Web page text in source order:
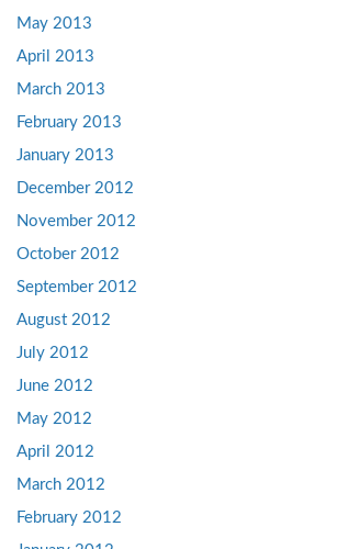
May 2013
April 2013
March 2013
February 2013
January 2013
December 2012
November 2012
October 2012
September 2012
August 2012
July 2012
June 2012
May 2012
April 2012
March 2012
February 2012